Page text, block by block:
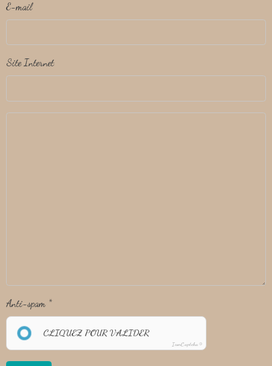
E-mail
Site Internet
Anti-spam
CLIQUEZ POUR VALIDER
IconCaptcha ©